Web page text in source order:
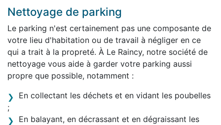
Nettoyage de parking
Le parking n'est certainement pas une composante de
votre lieu d'habitation ou de travail à négliger en ce
qui a trait à la propreté. À Le Raincy, notre société de
nettoyage vous aide à garder votre parking aussi
propre que possible, notamment :
En collectant les déchets et en vidant les poubelles
;
En balayant, en décrassant et en dégraissant les